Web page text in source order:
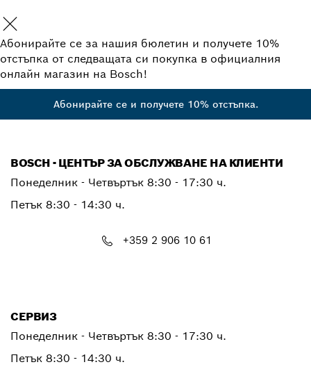
Абонирайте се за нашия бюлетин и получете 10%
отстъпка от следващата си покупка в официалния
онлайн магазин на Bosch!
Абонирайте се и получете 10% отстъпка.
BOSCH - ЦЕНТЪР ЗА ОБСЛУЖВАНЕ НА КЛИЕНТИ
Понеделник - Четвъртък 8:30 - 17:30 ч.
Петък 8:30 - 14:30 ч.
+359 2 906 10 61
СЕРВИЗ
Понеделник - Четвъртък 8:30 - 17:30 ч.
Петък 8:30 - 14:30 ч.